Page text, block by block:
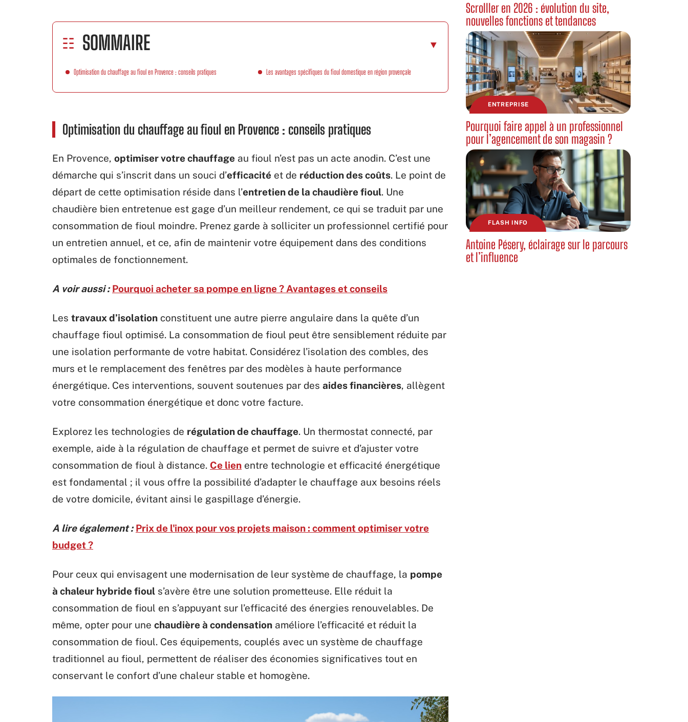
SOMMAIRE
Optimisation du chauffage au fioul en Provence : conseils pratiques Les avantages spécifiques du fioul domestique en région provençale
Optimisation du chauffage au fioul en Provence : conseils pratiques
En Provence, optimiser votre chauffage au fioul n’est pas un acte anodin. C’est une
démarche qui s’inscrit dans un souci d’efficacité et de réduction des coûts. Le point de
départ de cette optimisation réside dans l’entretien de la chaudière fioul. Une
chaudière bien entretenue est gage d’un meilleur rendement, ce qui se traduit par une
consommation de fioul moindre. Prenez garde à solliciter un professionnel certifié pour
un entretien annuel, et ce, afin de maintenir votre équipement dans des conditions
optimales de fonctionnement.
A voir aussi : Pourquoi acheter sa pompe en ligne ? Avantages et conseils
Les travaux d’isolation constituent une autre pierre angulaire dans la quête d’un
chauffage fioul optimisé. La consommation de fioul peut être sensiblement réduite par
une isolation performante de votre habitat. Considérez l’isolation des combles, des
murs et le remplacement des fenêtres par des modèles à haute performance
énergétique. Ces interventions, souvent soutenues par des aides financières, allègent
votre consommation énergétique et donc votre facture.
Explorez les technologies de régulation de chauffage. Un thermostat connecté, par
exemple, aide à la régulation de chauffage et permet de suivre et d’ajuster votre
consommation de fioul à distance. Ce lien entre technologie et efficacité énergétique
est fondamental ; il vous offre la possibilité d’adapter le chauffage aux besoins réels
de votre domicile, évitant ainsi le gaspillage d’énergie.
A lire également : Prix de l'inox pour vos projets maison : comment optimiser votre
budget ?
Pour ceux qui envisagent une modernisation de leur système de chauffage, la pompe
à chaleur hybride fioul s’avère être une solution prometteuse. Elle réduit la
consommation de fioul en s’appuyant sur l’efficacité des énergies renouvelables. De
même, opter pour une chaudière à condensation améliore l’efficacité et réduit la
consommation de fioul. Ces équipements, couplés avec un système de chauffage
traditionnel au fioul, permettent de réaliser des économies significatives tout en
conservant le confort d’une chaleur stable et homogène.
Scrolller en 2026 : évolution du site,
nouvelles fonctions et tendances
ENTREPRISE
Pourquoi faire appel à un professionnel
pour l’agencement de son magasin ?
FLASH INFO
Antoine Pésery, éclairage sur le parcours
et l’influence